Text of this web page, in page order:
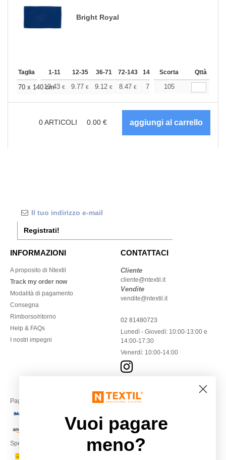
Bright Royal
Taglia 1-11 12-35 36-71 72-143 144-287 288 + Altri
Scorta Qttà
70 x 140 cm
10.43 € 9.77 € 9.12 € 8.47 € 7.82 7.49
105
0ARTICOLI 0.00 €
Registrati!
INFORMAZIONI
A proposito di Ntextil
Track my order now
Modalità di pagamento
Consegna
Rimborso/ritorno
Help & FAQs
I nostri impegni
CONTATTACI
Cliente
cliente@ntextil.it
Vendite
vendite@ntextil.it
02 81480723
Lunedì - Giovedì: 10:00-13:00 e
14:00-17:30
Venerdì: 10:00-14:00
Paga con
Spediamo con
Vuoi pagare
meno?